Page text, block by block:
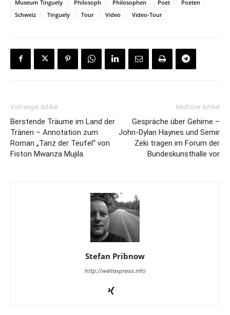
Museum Tinguely
Philosoph Philosophen Poet
Poeten
Schweiz
Tinguely Tour Video Video-Tour
Vorheriger Artikel
Berstende Träume im Land der
Tränen – Annotation zum
Roman „Tanz der Teufel“ von
Fiston Mwanza Mujila
Nächster Artikel
Gespräche über Gehirne –
John-Dylan Haynes und Semir
Zeki tragen im Forum der
Bundeskunsthalle vor
Stefan Pribnow
http://weltexpress.info